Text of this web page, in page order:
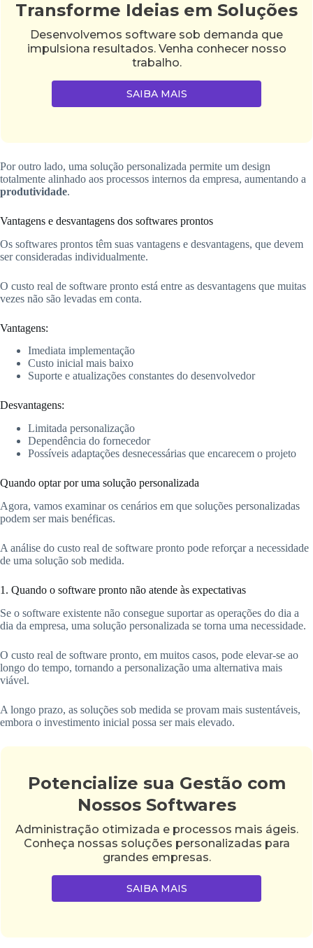
Transforme Ideias em Soluções
Desenvolvemos software sob demanda que
impulsiona resultados. Venha conhecer nosso
trabalho.
SAIBA MAIS
Por outro lado, uma solução personalizada permite um design
totalmente alinhado aos processos internos da empresa, aumentando a
produtividade.
Vantagens e desvantagens dos softwares prontos
Os softwares prontos têm suas vantagens e desvantagens, que devem
ser consideradas individualmente.
O custo real de software pronto está entre as desvantagens que muitas
vezes não são levadas em conta.
Vantagens:
Imediata implementação
Custo inicial mais baixo
Suporte e atualizações constantes do desenvolvedor
Desvantagens:
Limitada personalização
Dependência do fornecedor
Possíveis adaptações desnecessárias que encarecem o projeto
Quando optar por uma solução personalizada
Agora, vamos examinar os cenários em que soluções personalizadas
podem ser mais benéficas.
A análise do custo real de software pronto pode reforçar a necessidade
de uma solução sob medida.
1. Quando o software pronto não atende às expectativas
Se o software existente não consegue suportar as operações do dia a
dia da empresa, uma solução personalizada se torna uma necessidade.
O custo real de software pronto, em muitos casos, pode elevar-se ao
longo do tempo, tornando a personalização uma alternativa mais
viável.
A longo prazo, as soluções sob medida se provam mais sustentáveis,
embora o investimento inicial possa ser mais elevado.
Potencialize sua Gestão com
Nossos Softwares
Administração otimizada e processos mais ágeis.
Conheça nossas soluções personalizadas para
grandes empresas.
SAIBA MAIS